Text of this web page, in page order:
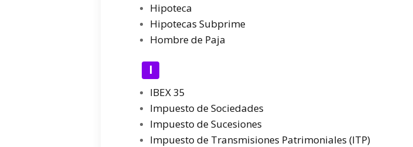
Hipoteca
Hipotecas Subprime
Hombre de Paja
I
IBEX 35
Impuesto de Sociedades
Impuesto de Sucesiones
Impuesto de Transmisiones Patrimoniales (ITP)